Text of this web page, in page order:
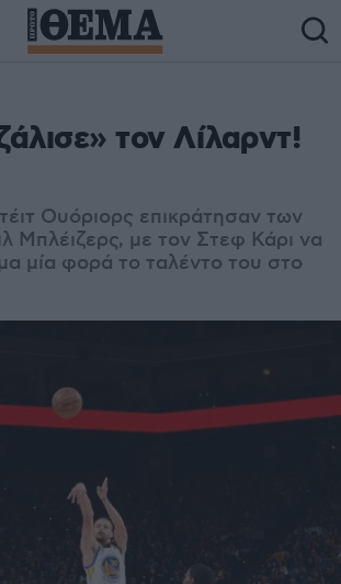
τον Λίλαρντ!
Ουόριορς επικράτησαν των
Μπλέιζερς, με τον Στεφ Κάρι να
μία φορά το ταλέντο του στο